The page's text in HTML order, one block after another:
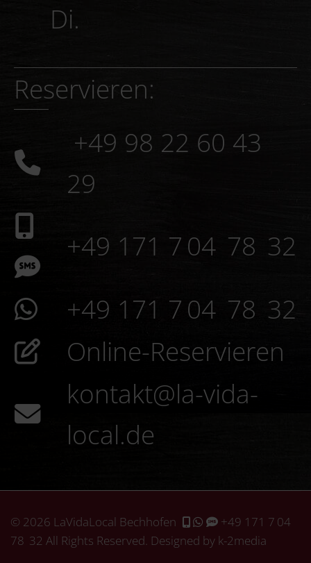
Di.
Reservieren:
+49 98 22 60 43
29
+49 171 7 04 78 32
+49 171 7 04 78 32
Online-Reservieren
kontakt@la-vida-
local.de
© 2026 LaVidaLocal Bechhofen
+49 171 7 04
78 32 All Rights Reserved. Designed by k-2media